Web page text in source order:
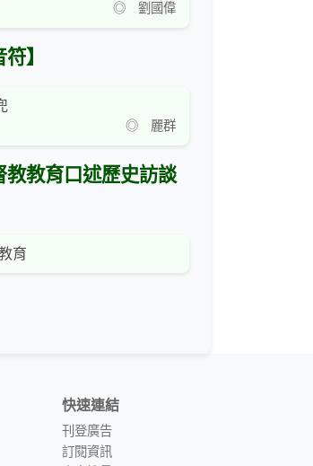
◎ 劉國偉
】
◎ 麗群
教教育口述歷史訪談
育
快速連結
刊登廣告
訂閱資訊